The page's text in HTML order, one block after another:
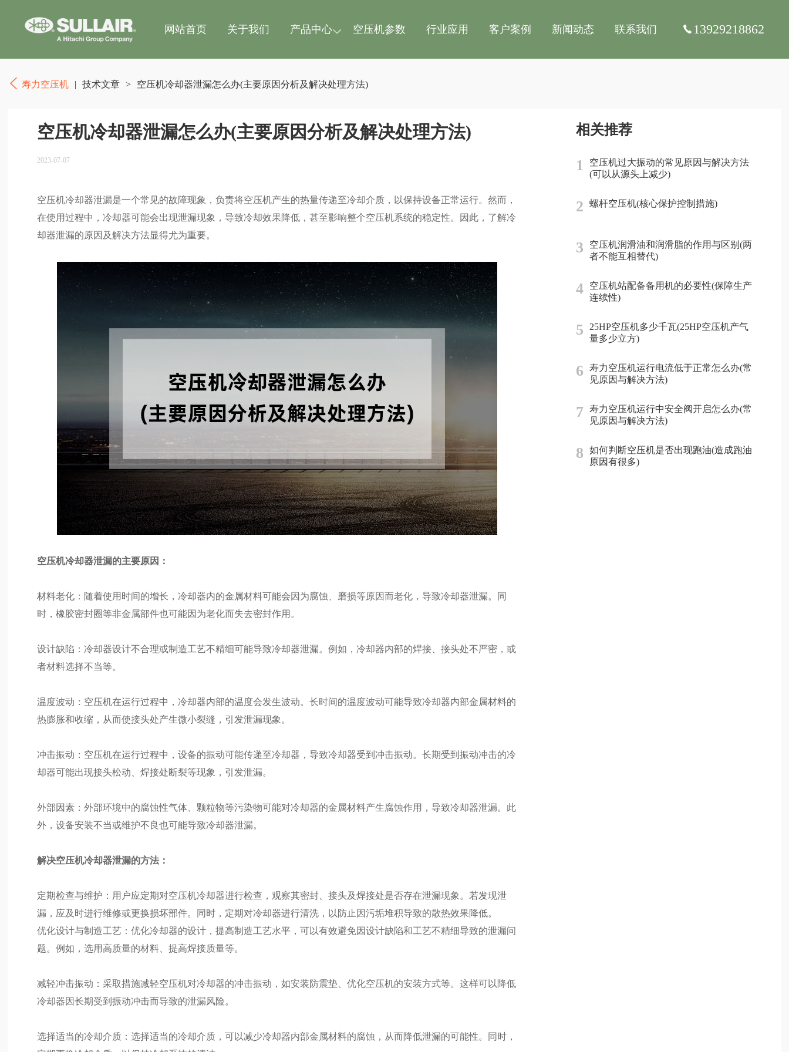
网站首页 关于我们 产品中心 空压机参数 行业应用 客户案例 新闻动态 联系我们 13929218862
寿力空压机 | 技术文章 > 空压机冷却器泄漏怎么办(主要原因分析及解决处理方法)
空压机冷却器泄漏怎么办(主要原因分析及解决处理方法)
2023-07-07
空压机冷却器泄漏是一个常见的故障现象，负责将空压机产生的热量传递至冷却介质，以保持设备正常运行。然而，
在使用过程中，冷却器可能会出现泄漏现象，导致冷却效果降低，甚至影响整个空压机系统的稳定性。因此，了解冷
却器泄漏的原因及解决方法显得尤为重要。
空压机冷却器泄漏的主要原因：
材料老化：随着使用时间的增长，冷却器内的金属材料可能会因为腐蚀、磨损等原因而老化，导致冷却器泄漏。同
时，橡胶密封圈等非金属部件也可能因为老化而失去密封作用。
设计缺陷：冷却器设计不合理或制造工艺不精细可能导致冷却器泄漏。例如，冷却器内部的焊接、接头处不严密，或
者材料选择不当等。
温度波动：空压机在运行过程中，冷却器内部的温度会发生波动。长时间的温度波动可能导致冷却器内部金属材料的
热膨胀和收缩，从而使接头处产生微小裂缝，引发泄漏现象。
冲击振动：空压机在运行过程中，设备的振动可能传递至冷却器，导致冷却器受到冲击振动。长期受到振动冲击的冷
却器可能出现接头松动、焊接处断裂等现象，引发泄漏。
外部因素：外部环境中的腐蚀性气体、颗粒物等污染物可能对冷却器的金属材料产生腐蚀作用，导致冷却器泄漏。此
外，设备安装不当或维护不良也可能导致冷却器泄漏。
解决空压机冷却器泄漏的方法：
定期检查与维护：用户应定期对空压机冷却器进行检查，观察其密封、接头及焊接处是否存在泄漏现象。若发现泄
漏，应及时进行维修或更换损坏部件。同时，定期对冷却器进行清洗，以防止因污垢堆积导致的散热效果降低。
优化设计与制造工艺：优化冷却器的设计，提高制造工艺水平，可以有效避免因设计缺陷和工艺不精细导致的泄漏问
题。例如，选用高质量的材料、提高焊接质量等。
减轻冲击振动：采取措施减轻空压机对冷却器的冲击振动，如安装防震垫、优化空压机的安装方式等。这样可以降低
冷却器因长期受到振动冲击而导致的泄漏风险。
选择适当的冷却介质：选择适当的冷却介质，可以减少冷却器内部金属材料的腐蚀，从而降低泄漏的可能性。同时，
相关推荐
1
空压机过大振动的常见原因与解决方法
(可以从源头上减少)
2 螺杆空压机(核心保护控制措施)
3
空压机润滑油和润滑脂的作用与区别(两
者不能互相替代)
4
空压机站配备备用机的必要性(保障生产
连续性)
5
25HP空压机多少千瓦(25HP空压机产气
量多少立方)
6
寿力空压机运行电流低于正常怎么办(常
见原因与解决方法)
7
寿力空压机运行中安全阀开启怎么办(常
见原因与解决方法)
8
如何判断空压机是否出现跑油(造成跑油
原因有很多)